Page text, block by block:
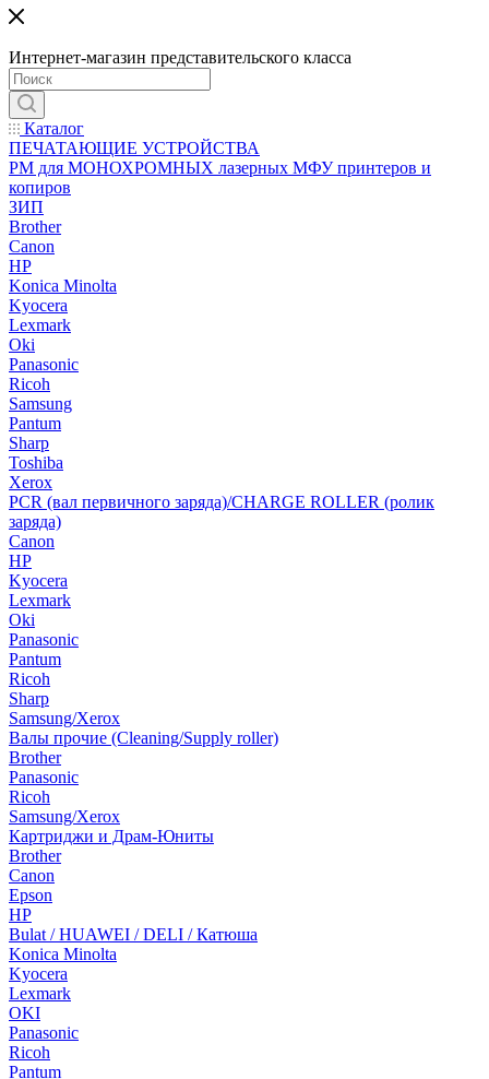
Интернет-магазин представительского класса
Каталог
ПЕЧАТАЮЩИЕ УСТРОЙСТВА
РМ для МОНОХРОМНЫХ лазерных МФУ принтеров и
копиров
ЗИП
Brother
Canon
HP
Konica Minolta
Kyocera
Lexmark
Oki
Panasonic
Ricoh
Samsung
Pantum
Sharp
Toshiba
Xerox
PCR (вал первичного заряда)/CHARGE ROLLER (ролик
заряда)
Canon
HP
Kyocera
Lexmark
Oki
Panasonic
Pantum
Ricoh
Sharp
Samsung/Xerox
Валы прочие (Cleaning/Supply roller)
Brother
Panasonic
Ricoh
Samsung/Xerox
Картриджи и Драм-Юниты
Brother
Canon
Epson
HP
Bulat / HUAWEI / DELI / Катюша
Konica Minolta
Kyocera
Lexmark
OKI
Panasonic
Ricoh
Pantum